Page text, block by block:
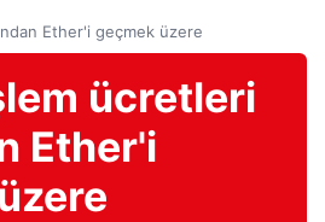
Ether'i geçmek üzere
ücretleri
Ether'i